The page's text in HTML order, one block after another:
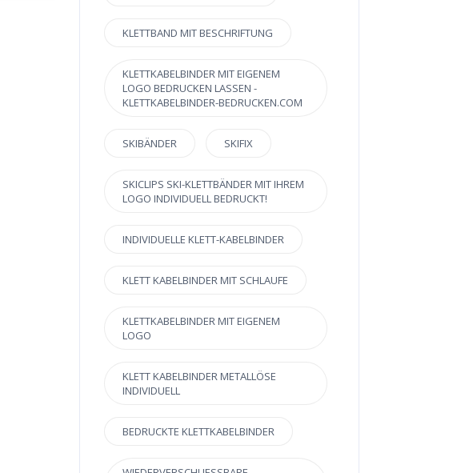
KLETTBAND MIT BESCHRIFTUNG
KLETTKABELBINDER MIT EIGENEM
LOGO BEDRUCKEN LASSEN -
KLETTKABELBINDER-BEDRUCKEN.COM
SKIBÄNDER SKIFIX
SKICLIPS SKI-KLETTBÄNDER MIT IHREM
LOGO INDIVIDUELL BEDRUCKT!
INDIVIDUELLE KLETT-KABELBINDER
KLETT KABELBINDER MIT SCHLAUFE
KLETTKABELBINDER MIT EIGENEM
LOGO
KLETT KABELBINDER METALLÖSE
INDIVIDUELL
BEDRUCKTE KLETTKABELBINDER